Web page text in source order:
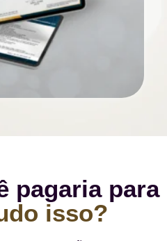
pagaria para
isso?